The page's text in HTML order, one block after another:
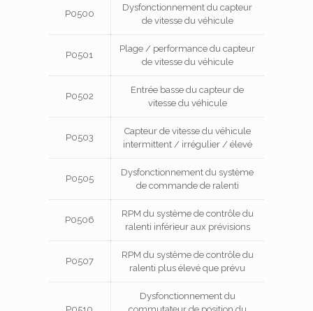
P0500
Dysfonctionnement du capteur
de vitesse du véhicule
P0501
Plage / performance du capteur
de vitesse du véhicule
P0502
Entrée basse du capteur de
vitesse du véhicule
P0503
Capteur de vitesse du véhicule
intermittent / irrégulier / élevé
P0505
Dysfonctionnement du système
de commande de ralenti
P0506
RPM du système de contrôle du
ralenti inférieur aux prévisions
P0507
RPM du système de contrôle du
ralenti plus élevé que prévu
Dysfonctionnement du